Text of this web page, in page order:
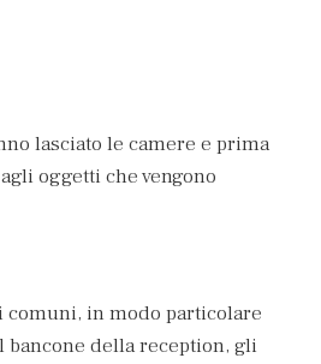
lasciato le camere e prima
oggetti che vengono
comuni, in modo particolare
della reception, gli